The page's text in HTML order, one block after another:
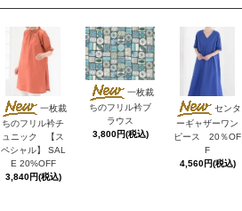
一枚裁
ちのフリル衿チ
ュニック 【ス
ペシャル】 SAL
E 20%OFF
3,840円(税込)
一枚裁
ちのフリル衿ブ
ラウス
3,800円(税込)
センタ
ーギャザーワン
ピース 20％OF
F
4,560円(税込)